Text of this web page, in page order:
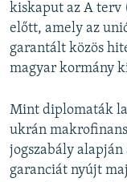
kiskaput az A terv
előtt, amely az
garantált közös
magyar kormány
Mint diplomaták
ukrán
jogszabály alapján
garanciát nyújt